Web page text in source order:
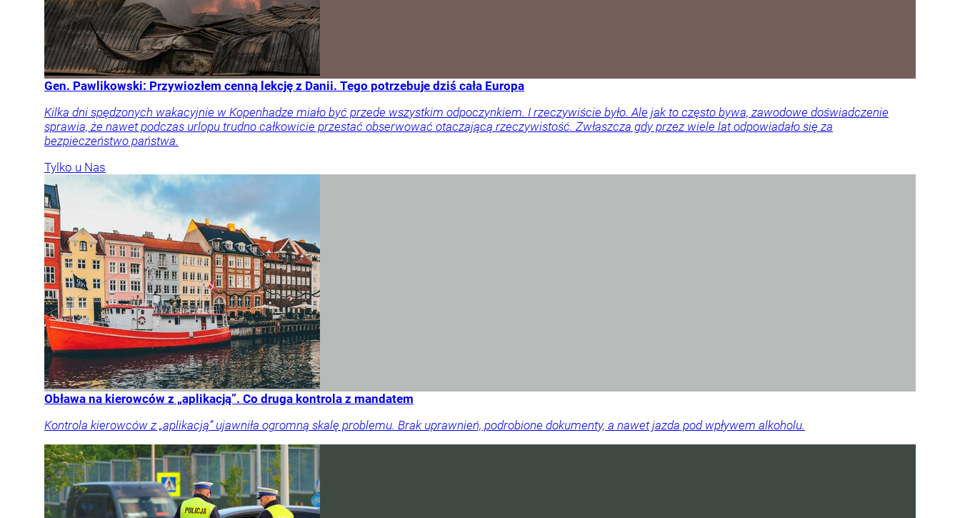
Gen. Pawlikowski: Przywiozłem cenną lekcję z Danii. Tego potrzebuje dziś cała Europa
Kilka dni spędzonych wakacyjnie w Kopenhadze miało być przede wszystkim odpoczynkiem. I rzeczywiście było. Ale jak to często bywa, zawodowe doświadczenie
sprawia, że nawet podczas urlopu trudno całkowicie przestać obserwować otaczającą rzeczywistość. Zwłaszcza gdy przez wiele lat odpowiadało się za
bezpieczeństwo państwa.
Tylko u Nas
Obława na kierowców z „aplikacją”. Co druga kontrola z mandatem
Kontrola kierowców z „aplikacją” ujawniła ogromną skalę problemu. Brak uprawnień, podrobione dokumenty, a nawet jazda pod wpływem alkoholu.